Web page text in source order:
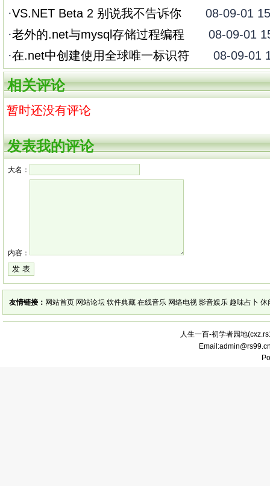
·VS.NET Beta 2 别说我不告诉你 08-09-01
·老外的.net与mysql存储过程编程 08-09-01
·在.net中创建使用全球唯一标识符 08-09-01
相关评论
暂时还没有评论
发表我的评论
大名：
内容：
友情链接： 网站首页 网站论坛 软件典藏 在线音乐 网络电视 影音娱乐 趣味占卜 休
人生一百-初学者园地(